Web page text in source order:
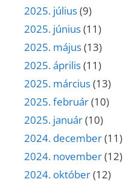
2025. július(9)
2025. június(11)
2025. május(13)
2025. április(11)
2025. március(13)
2025. február(10)
2025. január(10)
2024. december(11)
2024. november(12)
2024. október(12)